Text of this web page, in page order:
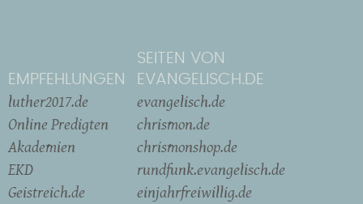
EMPFEHLUNGEN
luther2017.de
Online Predigten
Akademien
EKD
Geistreich.de
SEITEN VON
EVANGELISCH.DE
evangelisch.de
chrismon.de
chrismonshop.de
rundfunk.evangelisch.de
einjahrfreiwillig.de